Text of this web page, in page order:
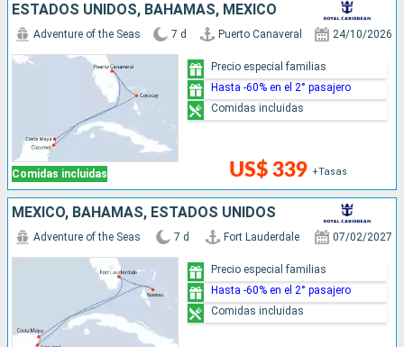
ESTADOS UNIDOS, BAHAMAS, MÉXICO
Comidas incluidas
Adventure of the Seas 7 d Puerto Canaveral 24/10/2026
US$ 339 +Tasas
Precio especial familias
Hasta -60% en el 2° pasajero
Comidas incluidas
MÉXICO, BAHAMAS, ESTADOS UNIDOS
Adventure of the Seas 7 d Fort Lauderdale 07/02/2027
Precio especial familias
Hasta -60% en el 2° pasajero
Comidas incluidas